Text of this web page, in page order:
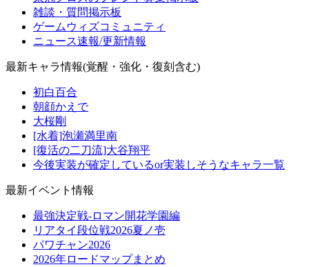
雑談・質問掲示板
ゲームウィズコミュニティ
ニュース速報/更新情報
最新キャラ情報(覚醒・強化・復刻含む)
初白百合
朝顔かえで
大桜剛
[水着]泡瀬満里南
[復活の二刀流]大谷翔平
今後実装が確定しているor実装しそうなキャラ一覧
最新イベント情報
最強決定戦-ロマン開花学園編
リアタイ段位戦2026夏ノ壱
パワチャン2026
2026年ロードマップまとめ